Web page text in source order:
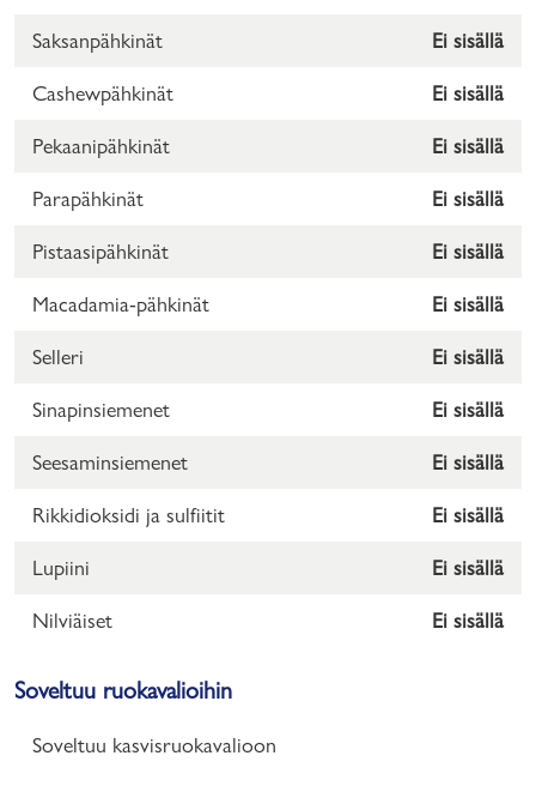
Saksanpähkinät Ei sisällä
Cashewpähkinät Ei sisällä
Pekaanipähkinät Ei sisällä
Parapähkinät Ei sisällä
Pistaasipähkinät Ei sisällä
Macadamia-pähkinät Ei sisällä
Selleri Ei sisällä
Sinapinsiemenet Ei sisällä
Seesaminsiemenet Ei sisällä
Rikkidioksidi ja sulfiitit Ei sisällä
Lupiini Ei sisällä
Nilviäiset Ei sisällä
Soveltuu ruokavalioihin
Soveltuu kasvisruokavalioon